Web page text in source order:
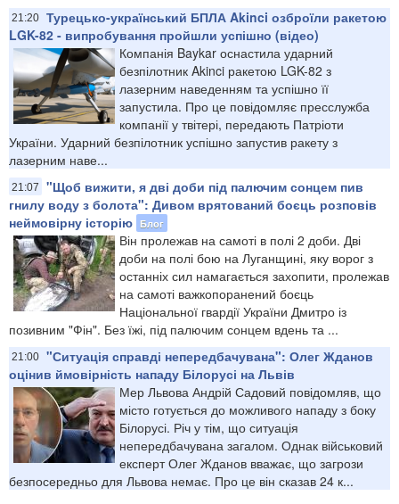
21:20 Турецько-український БПЛА Akinci озброїли ракетою
LGK-82 - випробування пройшли успішно (відео)
Компанія Baykar оснастила ударний
безпілотник Akinci ракетою LGK-82 з
лазерним наведенням та успішно її
запустила. Про це повідомляє пресслужба
компанії у твітері, передають Патріоти
України. Ударний безпілотник успішно запустив ракету з
лазерним наве...
21:07
"Щоб вижити, я дві доби під палючим сонцем пив
гнилу воду з болота": Дивом врятований боєць розповів
неймовірну історію Блог
Він пролежав на самоті в полі 2 доби. Дві
доби на полі бою на Луганщині, яку ворог з
останніх сил намагається захопити, пролежав
на самоті важкопоранений боєць
Національної гвардії України Дмитро із
позивним "Фін". Без їжі, під палючим сонцем вдень та ...
21:00 "Ситуація справді непередбачувана": Олег Жданов
оцінив ймовірність нападу Білорусі на Львів
Мер Львова Андрій Садовий повідомляв, що
місто готується до можливого нападу з боку
Білорусі. Річ у тім, що ситуація
непередбачувана загалом. Однак військовий
експерт Олег Жданов вважає, що загрози
безпосередньо для Львова немає. Про це він сказав 24 к...